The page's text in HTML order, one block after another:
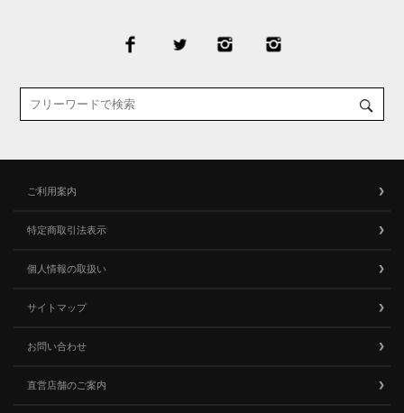
ご利用案内
特定商取引法表示
個人情報の取扱い
サイトマップ
お問い合わせ
直営店舗のご案内